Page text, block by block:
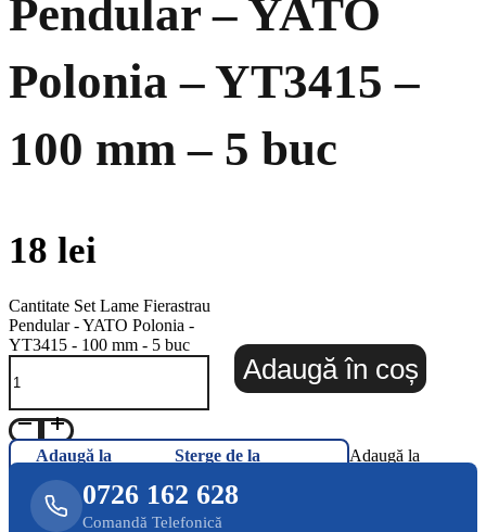
Pendular – YATO
Polonia – YT3415 –
100 mm – 5 buc
18 lei
Cantitate Set Lame Fierastrau
Pendular - YATO Polonia -
YT3415 - 100 mm - 5 buc
Adaugă în coș
Adaugă la
Șterge de la
Adaugă la
0726 162 628
Comandă Telefonică